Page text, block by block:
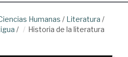
Humanas / Literatura /
/
Historia de la literatura